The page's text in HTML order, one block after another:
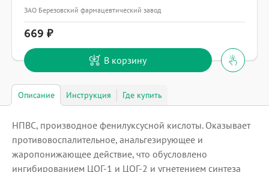
ЗАО Березовский фармацевтический завод
669
В корзину
Описание Инструкция Где купить
НПВС, производное фенилуксусной кислоты. Оказывает
противовоспалительное, анальгезирующее и
жаропонижающее действие, что обусловлено
ингибированием ЦОГ-1 и ЦОГ-2 и угнетением синтеза